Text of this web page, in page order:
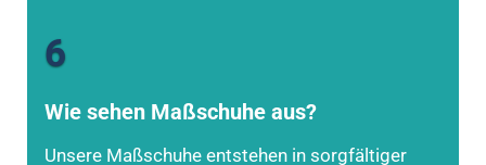
6
Wie sehen Maßschuhe aus?
Unsere Maßschuhe entstehen in sorgfältiger